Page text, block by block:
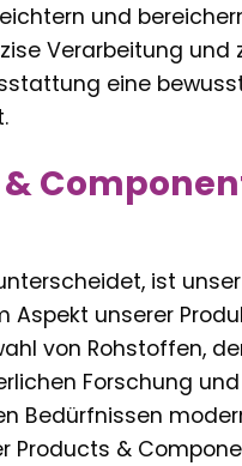
und
Verarbeitung und
eine
ist unser
unserer
von Rohstoffen,
Forschung und
Bedürfnissen
Products &